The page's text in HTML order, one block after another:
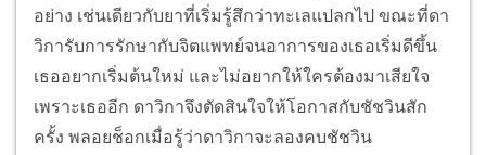
อย่าง เช่นเดียวกับยาที่เริ่มรู้สึกว่าทะเลแปลกไป ขณะที่ดา
วิการับการรักษากับจิตแพทย์จนอาการของเธอเริ่มดีขึ้น
เธออยากเริ่มต้นใหม่ และไม่อยากให้ใครต้องมาเสียใจ
เพราะเธออีก ดาวิกาจึงตัดสินใจให้โอกาสกับชัชวินสัก
ครั้ง พลอยช็อกเมื่อรู้ว่าดาวิกาจะลองคบชัชวิน